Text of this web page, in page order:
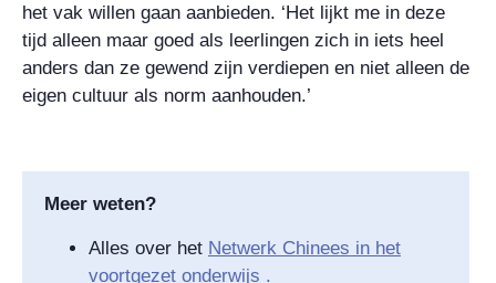
het vak willen gaan aanbieden. ‘Het lijkt me in deze
tijd alleen maar goed als leerlingen zich in iets heel
anders dan ze gewend zijn verdiepen en niet alleen de
eigen cultuur als norm aanhouden.’
Meer weten?
Alles over het Netwerk Chinees in het
voortgezet onderwijs .